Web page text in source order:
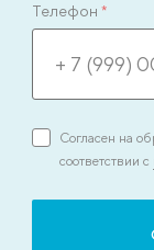
Телефон *
Согласен на
соответствии с